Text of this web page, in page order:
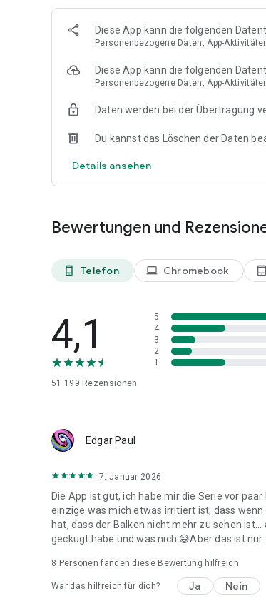
Diese App kann die folgenden
Personenbezogene Daten, App-
Diese App kann die folgenden
Personenbezogene Daten, App-
Daten werden bei der Übertragung
Du kannst das Löschen der Daten
Details ansehen
Bewertungen und
phone_android Telefon laptop Chromebook tablet_android
4,1
51.199 Rezensionen
5
4
3
2
1
Edgar Paul
7. Januar 2026
Die App ist gut, ich habe mir die Serie vor
einzige was mich etwas irritiert ist, dass
hat, dass der Balken nicht mehr zu sehen
geckugt habe und was nich.😅Aber das ist
8 Personen fanden diese Bewertung hilfreich
War das hilfreich für dich? Ja Nein